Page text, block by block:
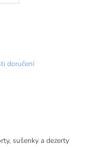
doručení
sušenky a dezerty